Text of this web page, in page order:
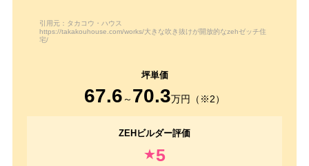
引用元：タカコウ・ハウス
https://takakouhouse.com/works/大きな吹き抜けが開放的なzehゼッチ住
宅/
67.6 ～ 70.3万円（※2）
★5